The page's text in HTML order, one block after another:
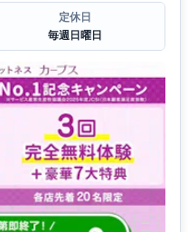
定休日
毎週日曜日